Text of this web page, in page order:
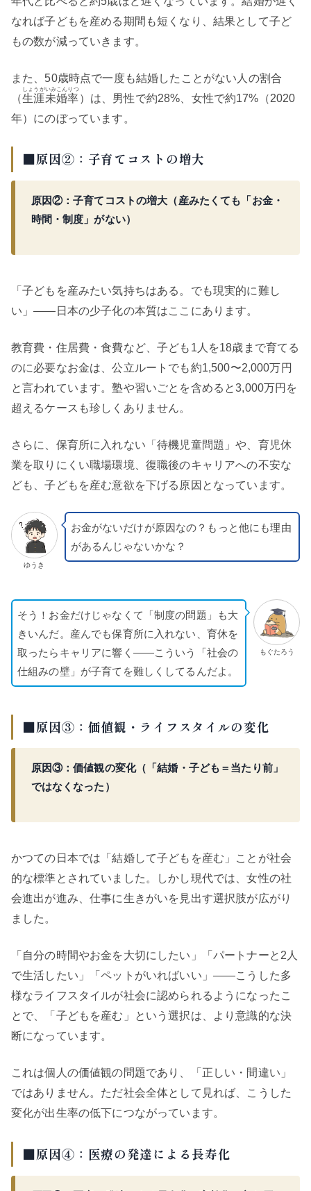
なれば子どもを産める期間も短くなり、結果として子ど
もの数が減っていきます。
また、50歳時点で一度も結婚したことがない人の割合
（生涯未婚率
しょうがいみこんりつ
）は、男性で約28%、女性で約17%（2020
年）にのぼっています。
■原因②：子育てコストの増大
原因②：子育てコストの増大（産みたくても「お金・
時間・制度」がない）
「子どもを産みたい気持ちはある。でも現実的に難し
い」——日本の少子化の本質はここにあります。
教育費・住居費・食費など、子ども1人を18歳まで育てる
のに必要なお金は、公立ルートでも約1,500〜2,000万円
と言われています。塾や習いごとを含めると3,000万円を
超えるケースも珍しくありません。
さらに、保育所に入れない「待機児童問題」や、育児休
業を取りにくい職場環境、復職後のキャリアへの不安な
ども、子どもを産む意欲を下げる原因となっています。
ゆうき
お金がないだけが原因なの？もっと他にも理由
があるんじゃないかな？
もぐたろう
そう！お金だけじゃなくて「制度の問題」も大
きいんだ。産んでも保育所に入れない、育休を
取ったらキャリアに響く——こういう「社会の
仕組みの壁」が子育てを難しくしてるんだよ。
■原因③：価値観・ライフスタイルの変化
原因③：価値観の変化（「結婚・子ども＝当たり前」
ではなくなった）
かつての日本では「結婚して子どもを産む」ことが社会
的な標準とされていました。しかし現代では、女性の社
会進出が進み、仕事に生きがいを見出す選択肢が広がり
ました。
「自分の時間やお金を大切にしたい」「パートナーと2人
で生活したい」「ペットがいればいい」——こうした多
様なライフスタイルが社会に認められるようになったこ
とで、「子どもを産む」という選択は、より意識的な決
断になっています。
これは個人の価値観の問題であり、「正しい・間違い」
ではありません。ただ社会全体として見れば、こうした
変化が出生率の低下につながっています。
■原因④：医療の発達による長寿化